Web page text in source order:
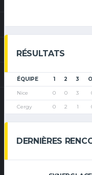
RÉSULTATS
ÉQUIPE 1 2 3
Nice 0 0 3
Cergy 0 2 1
DERNIÈRES